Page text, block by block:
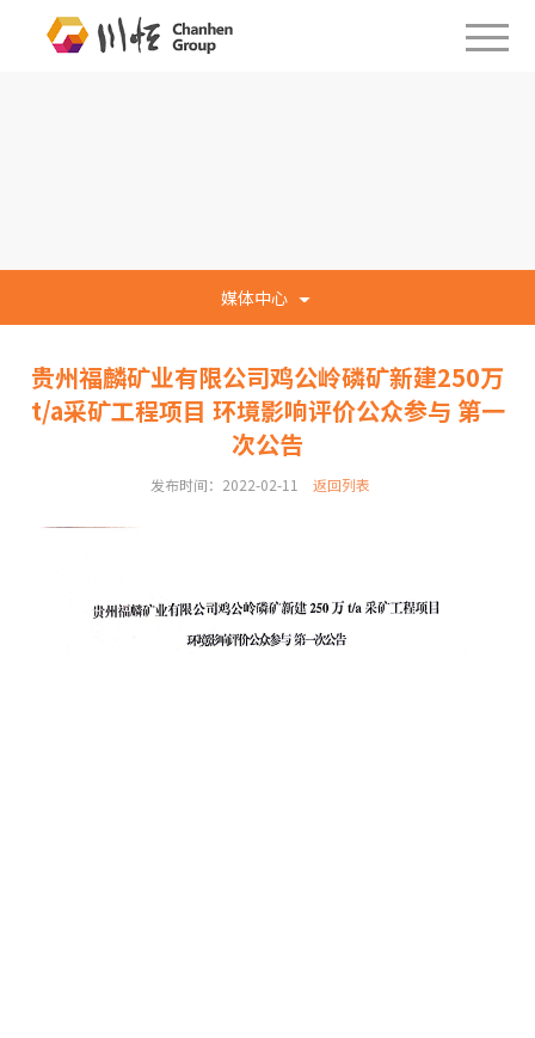
媒体中心
贵州福麟矿业有限公司鸡公岭磷矿新建250万
t/a采矿工程项目 环境影响评价公众参与 第一
次公告
发布时间：2022-02-11 返回列表